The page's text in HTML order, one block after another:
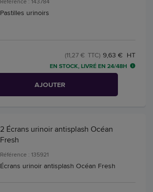
Pastilles urinoirs
9,63 € HT
(11,27 € TTC)
EN STOCK, LIVRÉ EN 24/48H
AJOUTER
2 Écrans urinoir antisplash Océan
Fresh
Référence : 135921
Écrans urinoir antisplash Océan Fresh